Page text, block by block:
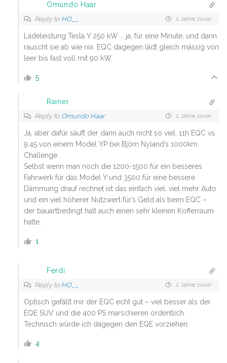
Omundo Haar
Reply to HO__ 2 Jahre zuvor
Ladeleistung Tesla Y 250 kW … ja, für eine Minute, und dann
rauscht sie ab wie nix. EQC dagegen lädt gleich mässig von
leer bis fast voll mit 90 kW.
5
Rainer
Reply to Omundo Haar 2 Jahre zuvor
Ja, aber dafür säuft der dann auch nicht so viel. 11h EQC vs
9:45 von einem Model YP bei Björn Nyland’s 1000km
Challenge.
Selbst wenn man noch die 1200-1500 für ein besseres
Fahrwerk für das Model Y und 3500 für eine bessere
Dämmung drauf rechnet ist das einfach viel, viel mehr Auto
und ein viel höherer Nutzwert für’s Geld als beim EQC –
der bauartbedingt halt auch einen sehr kleinen Kofferraum
hatte.
1
Ferdi
Reply to HO__ 2 Jahre zuvor
Optisch gefällt mir der EQC echt gut – viel besser als der
EQE SUV und die 400 PS marschieren ordentlich.
Technisch würde ich dagegen den EQE vorziehen.
4